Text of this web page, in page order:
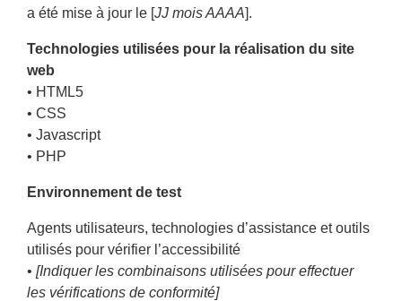
a été mise à jour le [JJ mois AAAA].
Technologies utilisées pour la réalisation du site
web
• HTML5
• CSS
• Javascript
• PHP
Environnement de test
Agents utilisateurs, technologies d’assistance et outils
utilisés pour vérifier l’accessibilité
• [Indiquer les combinaisons utilisées pour effectuer
les vérifications de conformité]